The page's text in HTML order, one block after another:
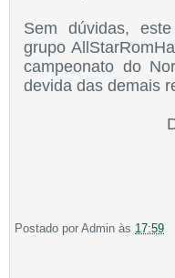
Sem dúvidas,
grupo
campeonato do
devida das demais
Postado por Admin às 17:59